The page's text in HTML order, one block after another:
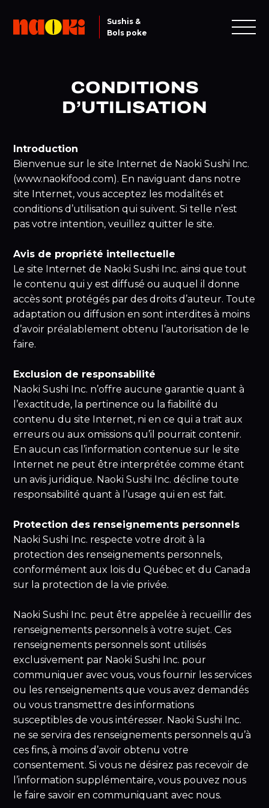
Sushis &
Bols poke
Conditions d’utilisation
CONDITIONS
D’UTILISATION
Introduction
Bienvenue sur le site Internet de Naoki Sushi Inc.
(www.naokifood.com). En naviguant dans notre
site Internet, vous acceptez les modalités et
conditions d’utilisation qui suivent. Si telle n’est
pas votre intention, veuillez quitter le site.
Avis de propriété intellectuelle
Le site Internet de Naoki Sushi Inc. ainsi que tout
le contenu qui y est diffusé ou auquel il donne
accès sont protégés par des droits d’auteur. Toute
adaptation ou diffusion en sont interdites à moins
d’avoir préalablement obtenu l’autorisation de le
faire.
Exclusion de responsabilité
Naoki Sushi Inc. n’offre aucune garantie quant à
l’exactitude, la pertinence ou la fiabilité du
contenu du site Internet, ni en ce qui a trait aux
erreurs ou aux omissions qu’il pourrait contenir.
En aucun cas l’information contenue sur le site
Internet ne peut être interprétée comme étant
un avis juridique. Naoki Sushi Inc. décline toute
responsabilité quant à l’usage qui en est fait.
Protection des renseignements personnels
Naoki Sushi Inc. respecte votre droit à la
protection des renseignements personnels,
conformément aux lois du Québec et du Canada
sur la protection de la vie privée.
Naoki Sushi Inc. peut être appelée à recueillir des
renseignements personnels à votre sujet. Ces
renseignements personnels sont utilisés
exclusivement par Naoki Sushi Inc. pour
communiquer avec vous, vous fournir les services
ou les renseignements que vous avez demandés
ou vous transmettre des informations
susceptibles de vous intéresser. Naoki Sushi Inc.
ne se servira des renseignements personnels qu’à
ces fins, à moins d’avoir obtenu votre
consentement. Si vous ne désirez pas recevoir de
l’information supplémentaire, vous pouvez nous
le faire savoir en communiquant avec nous.